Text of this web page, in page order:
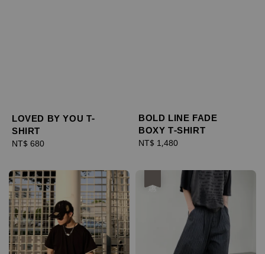
LOVED BY YOU T-
SHIRT
Regular
NT$ 680
BOLD LINE FADE
BOXY T-SHIRT
Regular
NT$ 1,480